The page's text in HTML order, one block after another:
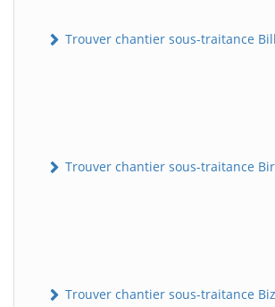
Trouver chantier sous-traitance
Trouver chantier sous-traitance
Trouver chantier sous-traitance